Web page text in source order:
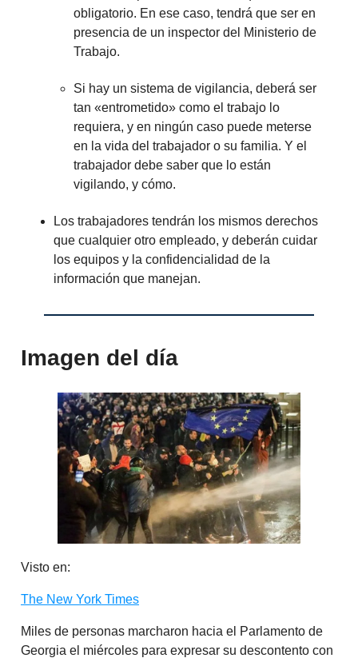
obligatorio. En ese caso, tendrá que ser en
presencia de un inspector del Ministerio de
Trabajo.
Si hay un sistema de vigilancia, deberá ser
tan «entrometido» como el trabajo lo
requiera, y en ningún caso puede meterse
en la vida del trabajador o su familia. Y el
trabajador debe saber que lo están
vigilando, y cómo.
Los trabajadores tendrán los mismos derechos
que cualquier otro empleado, y deberán cuidar
los equipos y la confidencialidad de la
información que manejan.
Imagen del día
Visto en:
The New York Times
Miles de personas marcharon hacia el Parlamento de
Georgia el miércoles para expresar su descontento con